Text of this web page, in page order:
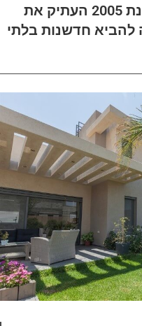
בשנת 2002 בירושלים, ובשנת 2005 העתיק את
חדשנות בלתי